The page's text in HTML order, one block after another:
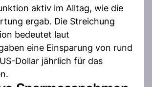
aktiv im Alltag, wie die
ergab. Die Streichung
bedeutet laut
eine Einsparung von rund
Dollar jährlich für das